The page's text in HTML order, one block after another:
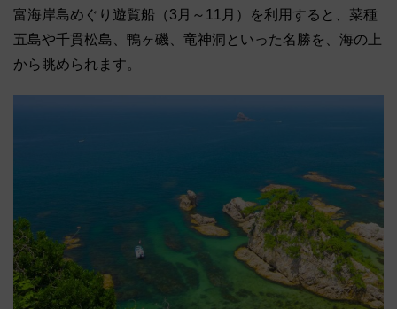
富海岸島めぐり遊覧船（3月～11月）を利用すると、菜種
五島や千貫松島、鴨ヶ磯、竜神洞といった名勝を、海の上
から眺められます。